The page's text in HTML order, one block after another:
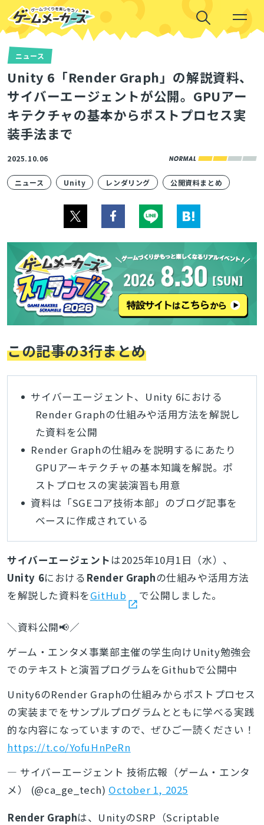
ニュース
Unity 6「Render Graph」の解説資料、
サイバーエージェントが公開。GPUアー
キテクチャの基本からポストプロセス実
装手法まで
2025.10.06
ニュース Unity レンダリング 公開資料まとめ
この記事の3行まとめ
サイバーエージェント、Unity 6における
Render Graphの仕組みや活用方法を解説し
た資料を公開
Render Graphの仕組みを説明するにあたり
GPUアーキテクチャの基本知識を解説。ポ
ストプロセスの実装演習も用意
資料は「SGEコア技術本部」のブログ記事を
ベースに作成されている
サイバーエージェント は2025年10月1日（水）、
Unity 6における Render Graphの仕組みや活用方法
を解説した資料をGitHub で公開しました。
＼資料公開📢／
ゲーム・エンタメ事業部主催の学生向けUnity勉強会
でのテキストと演習プログラムをGithubで公開中
Unity6のRender Graphの仕組みからポストプロセス
の実装までをサンプルプログラムとともに学べる実践
的な内容になっていますので、ぜひご一読ください！
https://t.co/YofuHnPeRn
— サイバーエージェント 技術広報（ゲーム・エンタ
メ） (@ca_ge_tech) October 1, 2025
Render Graphは、UnityのSRP（Scriptable